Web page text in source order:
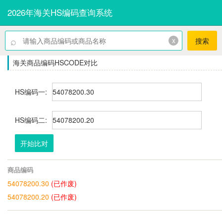
2026年海关HS编码查询系统
⌕ x 搜索
海关商品编码HSCODE对比
HS编码一:
HS编码二:
开始比对
商品编码
54078200.30 (已作废)
54078200.20 (已作废)